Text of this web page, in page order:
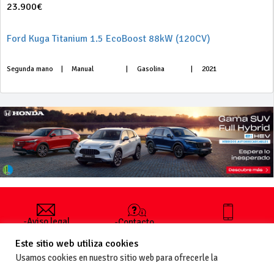
23.900€
Ford Kuga Titanium 1.5 EcoBoost 88kW (120CV)
Segunda mano Manual Gasolina 2021
-Aviso legal
generales
de uso
-Contacto
publicar un
anuncio
+34 627 35
Este sitio web utiliza cookies
Usamos cookies en nuestro sitio web para ofrecerle la